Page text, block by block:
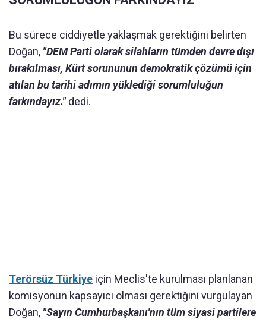
Bu sürece ciddiyetle yaklaşmak gerektiğini belirten
Doğan, "DEM Parti olarak silahların tümden devre dışı
bırakılması, Kürt sorununun demokratik çözümü için
atılan bu tarihi adımın yüklediği sorumluluğun
farkındayız."dedi.
Terörsüz Türkiye için Meclis'te kurulması planlanan
komisyonun kapsayıcı olması gerektiğini vurgulayan
Doğan, "Sayın Cumhurbaşkanı'nın tüm siyasi partilere